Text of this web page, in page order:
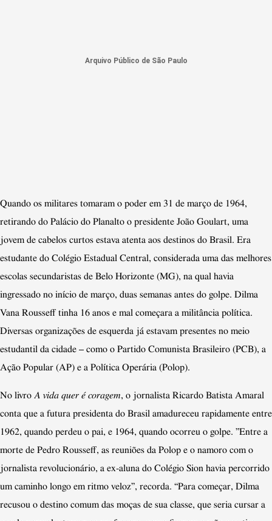
Arquivo Público de São Paulo
Quando os militares tomaram o poder em 31 de março de 1964,
retirando do Palácio do Planalto o presidente João Goulart, uma
jovem de cabelos curtos estava atenta aos destinos do Brasil. Era
estudante do Colégio Estadual Central, considerada uma das melhores
escolas secundaristas de Belo Horizonte (MG), na qual havia
ingressado no início de março, duas semanas antes do golpe. Dilma
Vana Rousseff tinha 16 anos e mal começara a militância política.
Diversas organizações de esquerda já estavam presentes no meio
estudantil da cidade – como o Partido Comunista Brasileiro (PCB), a
Ação Popular (AP) e a Política Operária (Polop).
No livro A vida quer é coragem, o jornalista Ricardo Batista Amaral
conta que a futura presidenta do Brasil amadureceu rapidamente entre
1962, quando perdeu o pai, e 1964, quando ocorreu o golpe. ”Entre a
morte de Pedro Rousseff, as reuniões da Polop e o namoro com o
jornalista revolucionário, a ex-aluna do Colégio Sion havia percorrido
um caminho longo em ritmo veloz”, recorda. “Para começar, Dilma
recusou o destino comum das moças de sua classe, que seria cursar a